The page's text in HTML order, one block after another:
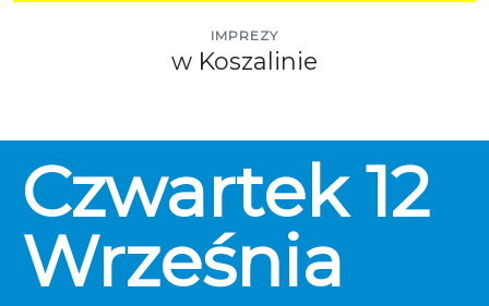
IMPREZY
w Koszalinie
Czwartek 12
Września